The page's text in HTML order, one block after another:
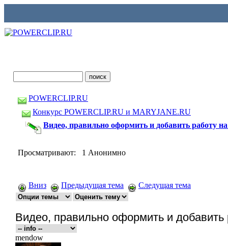
POWERCLIP.RU
Конкурс POWERCLIP.RU и MARYJANE.RU
Видео, правильно оформить и добавить работу
Просматривают: 1 Анонимно
Вниз Предыдущая тема Следущая тема
Видео, правильно оформить и добавить
mendow